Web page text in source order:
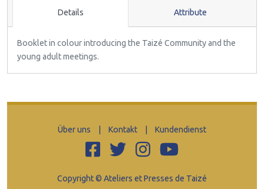
Details Attribute
Booklet in colour introducing the Taizé Community and the
young adult meetings.
Über uns Kontakt Kundendienst
Copyright © Ateliers et Presses de Taizé